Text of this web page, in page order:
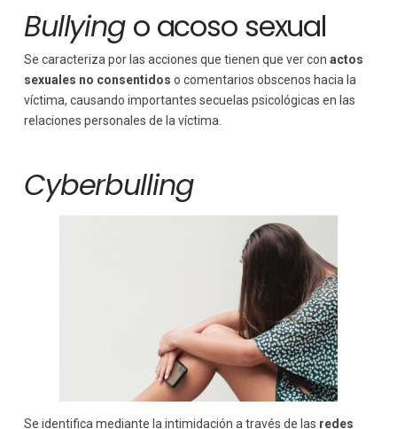
Bullyingo acoso sexual
Se caracteriza por las acciones que tienen que ver con actos
sexuales no consentidos o comentarios obscenos hacia la
víctima, causando importantes secuelas psicológicas en las
relaciones personales de la víctima.
Cyberbulling
Se identifica mediante la intimidación a través de las redes